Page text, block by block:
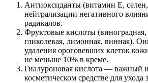
Антиоксиданты (витамин Е,
нейтрализации негативного
радикалов.
Фруктовые кислоты (виноградная,
гликолевая, лимонная, винная).
удаления ороговевших клеток
не меньше 10% в креме.
Гиалуроновая кислота — важный
косметическом средстве для ухода